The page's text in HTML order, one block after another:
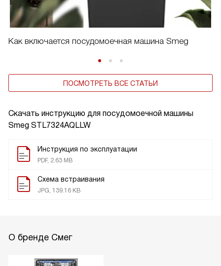
Скачать инструкцию для посудомоечной машины
Инструкция по эксплуатации
Схема встраивания